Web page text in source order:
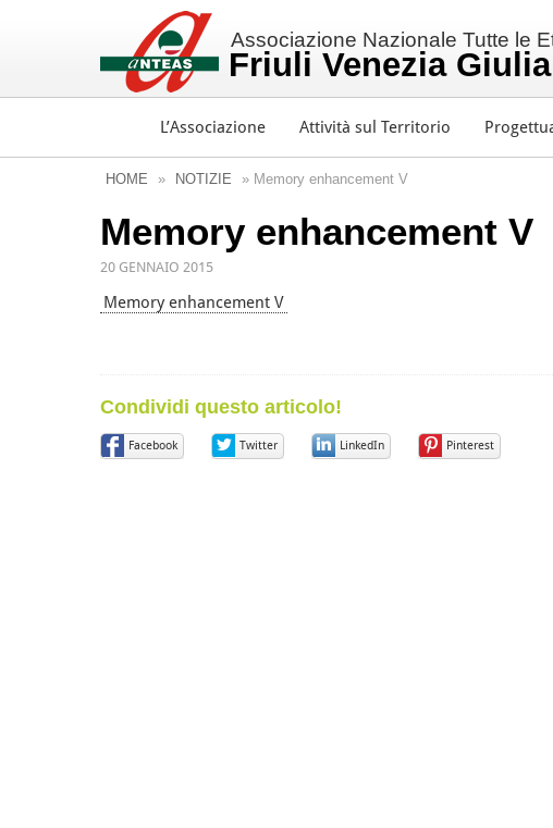
Associazione Nazionale Tutte le
Friuli Venezia Giulia
L’Associazione Attività sul Territorio
HOME » NOTIZIE » Memory enhancement V
Memory enhancement V
20 GENNAIO 2015
Memory enhancement V
Condividi questo articolo!
Facebook Twitter LinkedIn Pinterest